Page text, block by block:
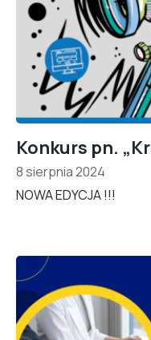
Konkurs pn.
8 sierpnia 2024
NOWA EDYCJA !!!